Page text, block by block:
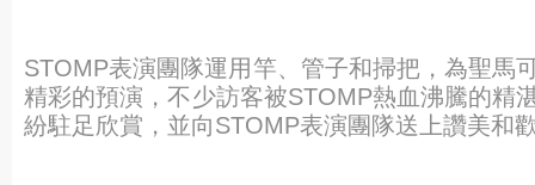
STOMP表演團隊運用竿、管子和掃把，為聖馬
精彩的預演，不少訪客被STOMP熱血沸騰的精
紛駐足欣賞，並向STOMP表演團隊送上讚美和